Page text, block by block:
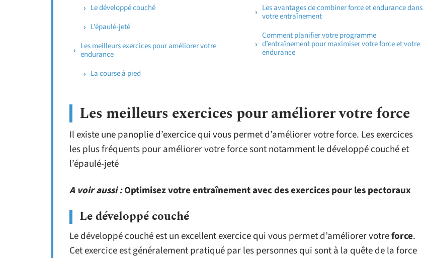
Le développé couché
L’épaulé-jeté
Les meilleurs exercices pour améliorer votre
endurance
La course à pied
Les avantages de combiner force et endurance dans
votre entraînement
Comment planifier votre programme
d’entraînement pour maximiser votre force et votre
endurance
Les meilleurs exercices pour améliorer votre force
Il existe une panoplie d’exercice qui vous permet d’améliorer votre force. Les exercices
les plus fréquents pour améliorer votre force sont notamment le développé couché et
l’épaulé-jeté
A voir aussi :Optimisez votre entraînement avec des exercices pour les pectoraux
Le développé couché
Le développé couché est un excellent exercice qui vous permet d’améliorer votreforce.
Cet exercice est généralement pratiqué par les personnes qui sont à la quête de la force